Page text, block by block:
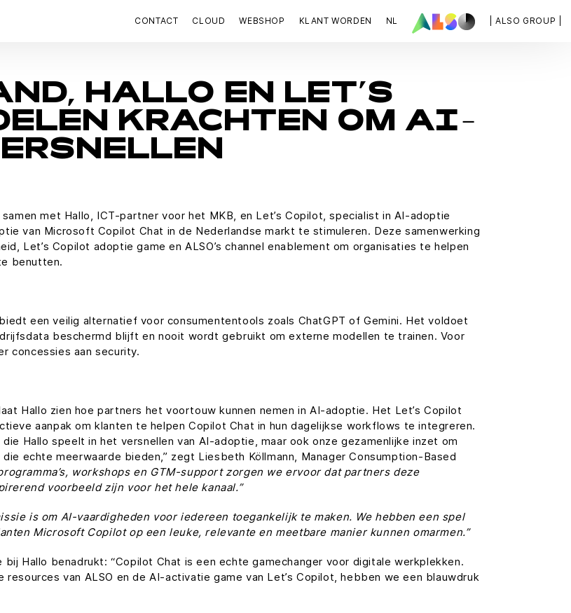
| ALSO GROUP |
CONTACT CLOUD WEBSHOP KLANT WORDEN NL
HALLO EN LET’S
KRACHTEN OM AI-
met Hallo, ICT-partner voor het MKB, en Let’s Copilot, specialist in AI-adoptie
van Microsoft Copilot Chat in de Nederlandse markt te stimuleren. Deze samenwerking
Let’s Copilot adoptie game en ALSO’s channel enablement om organisaties te helpen
benutten.
een veilig alternatief voor consumententools zoals ChatGPT of Gemini. Het voldoet
beschermd blijft en nooit wordt gebruikt om externe modellen te trainen. Voor
concessies aan security.
Hallo zien hoe partners het voortouw kunnen nemen in AI-adoptie. Het Let’s Copilot
aanpak om klanten te helpen Copilot Chat in hun dagelijkse workflows te integreren.
Hallo speelt in het versnellen van AI-adoptie, maar ook onze gezamenlijke inzet om
echte meerwaarde bieden,” zegt Liesbeth Köllmann, Manager Consumption-Based
workshops en GTM-support zorgen we ervoor dat partners deze
voorbeeld zijn voor het hele kanaal.”
is om AI-vaardigheden voor iedereen toegankelijk te maken. We hebben een spel
Microsoft Copilot op een leuke, relevante en meetbare manier kunnen omarmen.”
Hallo benadrukt: “Copilot Chat is een echte gamechanger voor digitale werkplekken.
van ALSO en de AI-activatie game van Let’s Copilot, hebben we een blauwdruk